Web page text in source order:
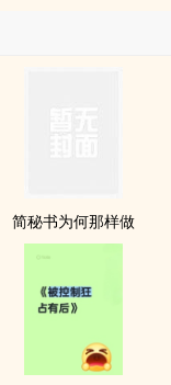
简秘书为何那样做